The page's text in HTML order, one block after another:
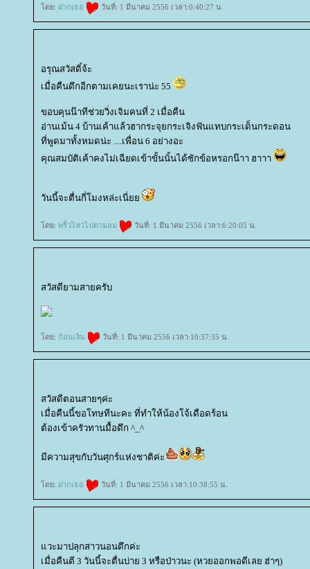
ดย: ฝากเธอ วันที่: 1 มีนาคม 2556 เวลา:0:40:27 น.
อรุณสวัสดิ์จ้ะ
เมื่อคืนดึกอีกตามเคยนะเราน่ะ 55
ขอบคุนน๊าทีช่วยวิ่งเจิมคนที่ 2 เมื่อคืน
อ่านเม้น 4 บ้านเค้าแล้วฮากระจุยกระเจิงฟันแทบกระเด็นกระดอน
ที่พูดมาทั้งหมดน่ะ ....เพื่อน 6 อย่างอะ
คุณสมบัติเค้าคงไม่เฉียดเข้าขั้นนั้นได้ซักข้อหรอกน๊าา ฮาาา
วันนี้จะตื่นกี่โมงหล่ะเนี่
ดย: พริ้วไหวไปตามลม วันที่: 1 มีนาคม 2556 เวลา:6:20:05 น.
สวัสดียามสายครับ
ดย: ก้อนเงิน วันที่: 1 มีนาคม 2556 เวลา:10:37:35 น.
สวัสดีตอนสายๆค่ะ
เมื่อคืนนี้ขอโทษทีนะคะ ที่ทำให้น้องโจ้เดือดร้อน
ต้องเข้าครัวทานมื้อดึก ^_^
มีความสุขกับวันศุกร์แห่งชาติค่ะ
ดย: ฝากเธอ วันที่: 1 มีนาคม 2556 เวลา:10:38:55 น.
วะมาปลุกสาวนอนดึกค่ะ
เมื่อคืนตี 3 วันนี้จะตื่นบ่าย 3 หรือป่าวนะ (หวยออกพอดีเลย ฮ่าๆ)